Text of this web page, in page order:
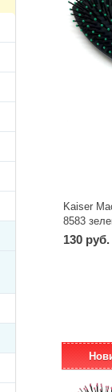
Kaiser
8583
130 руб.